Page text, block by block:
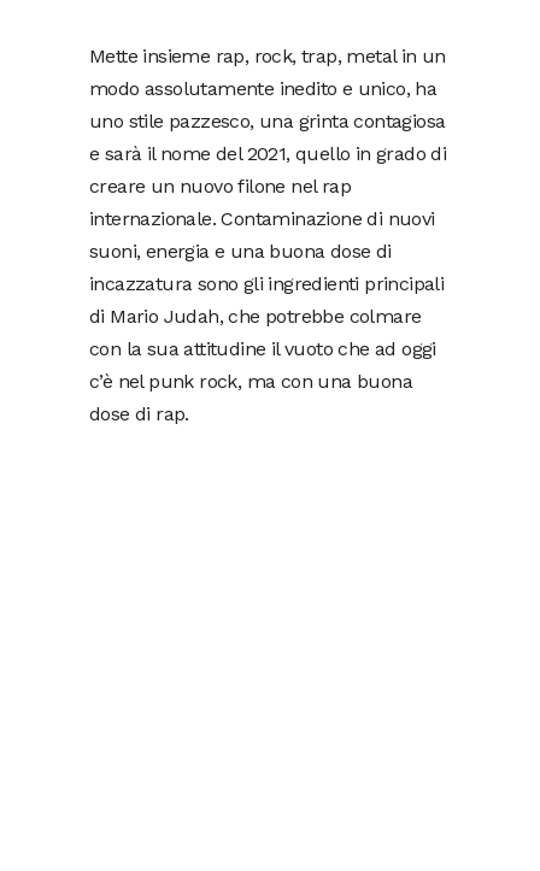
Mette insieme rap, rock, trap, metal in un
modo assolutamente inedito e unico, ha
uno stile pazzesco, una grinta contagiosa
e sarà il nome del 2021, quello in grado di
creare un nuovo filone nel rap
internazionale. Contaminazione di nuovi
suoni, energia e una buona dose di
incazzatura sono gli ingredienti principali
di Mario Judah, che potrebbe colmare
con la sua attitudine il vuoto che ad oggi
c’è nel punk rock, ma con una buona
dose di rap.